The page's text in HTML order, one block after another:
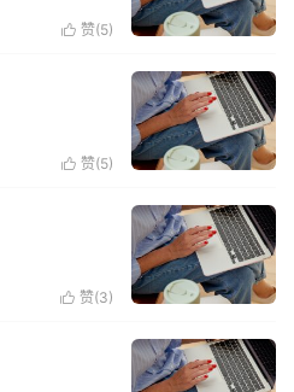
 赞(5)
 赞(5)
 赞(3)